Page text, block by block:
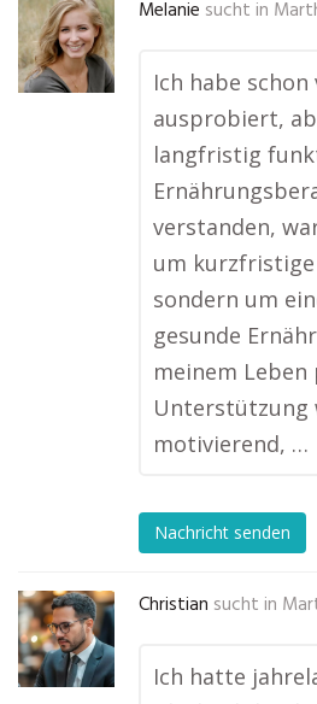
Melanie sucht in
Ich habe
ausprobiert,
langfristig
verstanden,
um
sondern um
gesunde
meinem Leben
Unterstützung
motivierend, …
Nachricht senden
Christian sucht in
Ich hatte